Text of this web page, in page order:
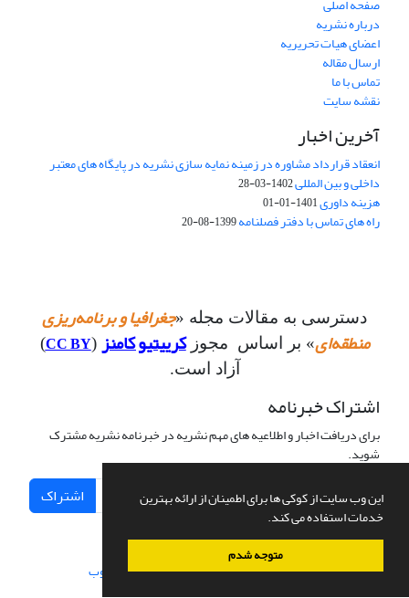
این وب سایت از کوکی ها برای اطمینان از ارائه بهترین
خدمات استفاده می کند.
متوجه شدم
درباره نشریه
اعضای هیات تحریریه
ارسال مقاله
تماس با ما
نقشه سایت
آخرین اخبار
انعقاد قرارداد مشاوره در زمینه نمایه سازی نشریه در پایگاه های معتبر
داخلی و بین المللی1402-03-28
هزینه داوری1401-01-01
راه های تماس با دفتر فصلنامه1399-08-20
دسترسی به مقالات مجله «جغرافیا و برنامه‌ریزی
منطقه‌ای» بر اساس مجوزکرییتیو کامنز (
CC BY
)
آزاد است.
اشتراک خبرنامه
برای دریافت اخبار و اطلاعیه های مهم نشریه در خبرنامه نشریه مشترک
شوید.
اشتراک
سامانه مدیریت نشریات علمی.طراحی و پیاده سازی از سیناوب